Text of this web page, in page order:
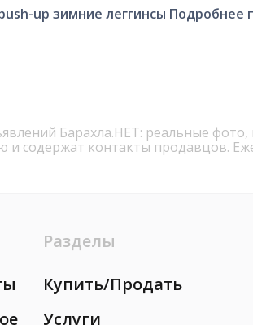
up зимние леггинсы Подробнее
Барахла.НЕТ: реальные
содержат контакты продавцов.
Разделы
Купить/Продать
Услуги